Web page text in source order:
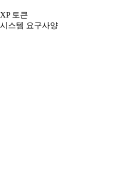
XP 토큰
시스템 요구사양